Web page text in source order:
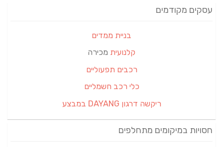
עסקים מקודמים
בניית ממדים
קלנועית מכירה
רכבים תפעוליים
כלי רכב חשמליים
ריקשה דרגון DAYANG במבצע
חסויות במיקומים מתחלפים